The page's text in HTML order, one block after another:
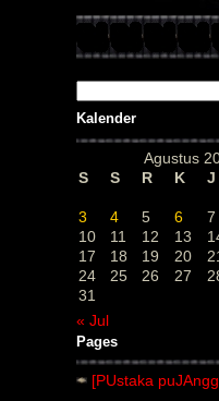
Kalender
Agustus
S
S R K J
3
4 5 6 7
10
11 12 13
17
18 19 20
24
25 26 27
31
« Jul
Pages
[PUstaka